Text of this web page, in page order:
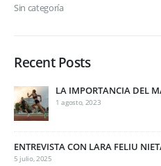
Sin categoría
Recent Posts
LA IMPORTANCIA DEL
1 agosto, 2023
ENTREVISTA CON LARA FELIU
5 julio, 2025